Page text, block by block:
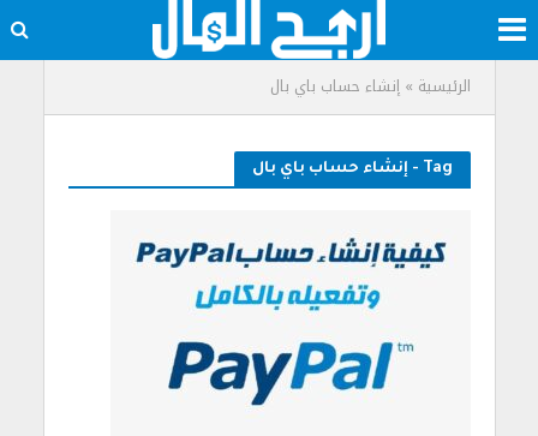
الرئيسية »إنشاء حساب باي بال
Tag - إنشاء حساب باي بال